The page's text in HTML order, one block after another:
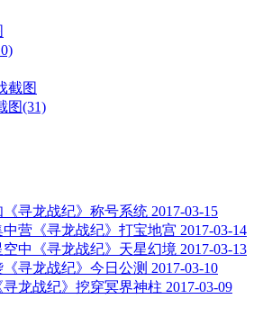
图(31)
寻龙战纪》称号系统 2017-03-15
营《寻龙战纪》打宝地宫 2017-03-14
中《寻龙战纪》天星幻境 2017-03-13
寻龙战纪》今日公测 2017-03-10
龙战纪》挖穿冥界神柱 2017-03-09